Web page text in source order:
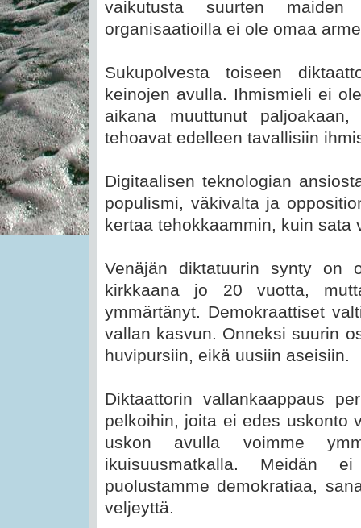
vaikutusta suurten maiden
organisaatioilla ei ole omaa
Sukupolvesta toiseen
keinojen avulla. Ihmismieli ei
aikana muuttunut
tehoavat edelleen tavallisiin
Digitaalisen teknologian
populismi, väkivalta ja
kertaa tehokkaammin, kuin sata
Venäjän diktatuurin synty on
kirkkaana jo 20 vuotta,
ymmärtänyt. Demokraattiset
vallan kasvun. Onneksi suurin
huvipursiin, eikä uusiin aseisiin.
Diktaattorin vallankaappaus
pelkoihin, joita ei edes uskonto
uskon avulla voimme
ikuisuusmatkalla. Meidän
puolustamme demokratiaa,
veljeyttä.